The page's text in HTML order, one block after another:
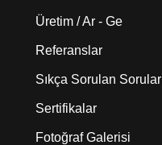
Üretim / Ar - Ge
Referanslar
Sıkça Sorulan Sorular
Sertifikalar
Fotoğraf Galerisi